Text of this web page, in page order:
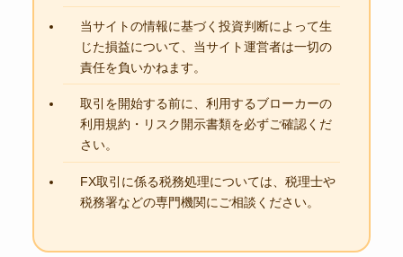
当サイトの情報に基づく投資判断によって生
じた損益について、当サイト運営者は一切の
責任を負いかねます。
取引を開始する前に、利用するブローカーの
利用規約・リスク開示書類を必ずご確認くだ
さい。
FX取引に係る税務処理については、税理士や
税務署などの専門機関にご相談ください。